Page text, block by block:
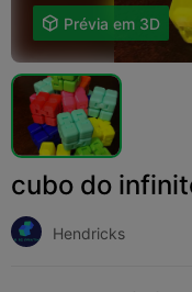
 Prévia em 3D
cubo do
Hendricks